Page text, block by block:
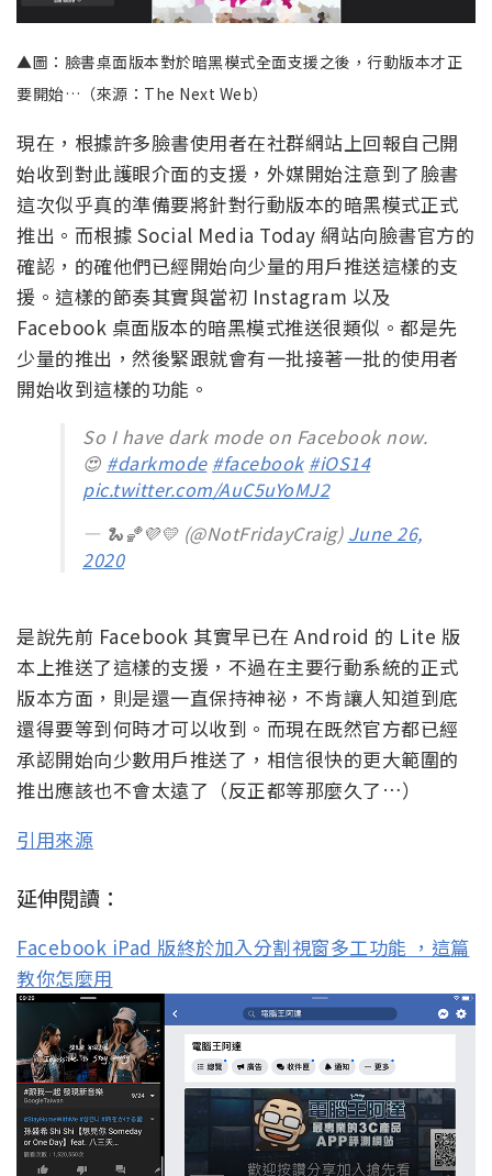
▲圖：臉書桌面版本對於暗黑模式全面支援之後，行動版本才正
要開始…（來源：The Next Web）
現在，根據許多臉書使用者在社群網站上回報自己開
始收到對此護眼介面的支援，外媒開始注意到了臉書
這次似乎真的準備要將針對行動版本的暗黑模式正式
推出。而根據 Social Media Today 網站向臉書官方的
確認，的確他們已經開始向少量的用戶推送這樣的支
援。這樣的節奏其實與當初 Instagram 以及
Facebook 桌面版本的暗黑模式推送很類似。都是先
少量的推出，然後緊跟就會有一批接著一批的使用者
開始收到這樣的功能。
So I have dark mode on Facebook now.
😍 #darkmode #facebook #iOS14
pic.twitter.com/AuC5uYoMJ2
— 🐍🏀💜💛 (@NotFridayCraig) June 26,
2020
是說先前 Facebook 其實早已在 Android 的 Lite 版
本上推送了這樣的支援，不過在主要行動系統的正式
版本方面，則是還一直保持神祕，不肯讓人知道到底
還得要等到何時才可以收到。而現在既然官方都已經
承認開始向少數用戶推送了，相信很快的更大範圍的
推出應該也不會太遠了（反正都等那麼久了…）
引用來源
延伸閱讀：
Facebook iPad 版終於加入分割視窗多工功能 ，這篇
教你怎麼用